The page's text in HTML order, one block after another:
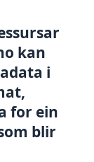
kan
i
for ein
blir